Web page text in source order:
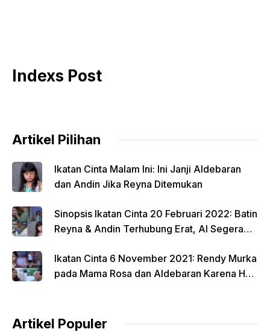
Indexs Post
Artikel Pilihan
Ikatan Cinta Malam Ini: Ini Janji Aldebaran
dan Andin Jika Reyna Ditemukan
Sinopsis Ikatan Cinta 20 Februari 2022: Batin
Reyna & Andin Terhubung Erat, Al Segera
Ikatan Cinta 6 November 2021: Rendy Murka
pada Mama Rosa dan Aldebaran Karena Hal
Artikel Populer